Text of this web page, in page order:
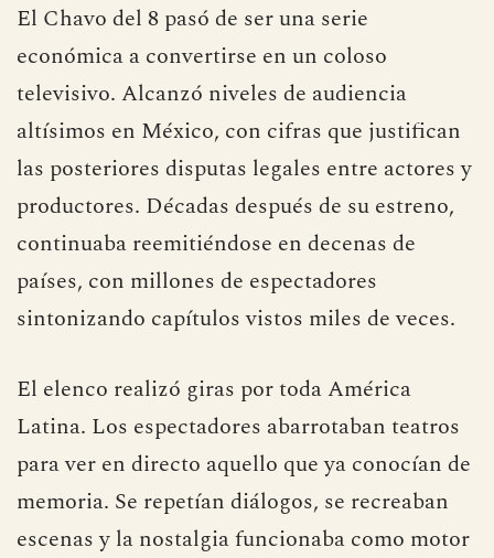
El Chavo del 8 pasó de ser una serie
económica a convertirse en un coloso
televisivo. Alcanzó niveles de audiencia
altísimos en México, con cifras que justifican
las posteriores disputas legales entre actores y
productores. Décadas después de su estreno,
continuaba reemitiéndose en decenas de
países, con millones de espectadores
sintonizando capítulos vistos miles de veces.
El elenco realizó giras por toda América
Latina. Los espectadores abarrotaban teatros
para ver en directo aquello que ya conocían de
memoria. Se repetían diálogos, se recreaban
escenas y la nostalgia funcionaba como motor